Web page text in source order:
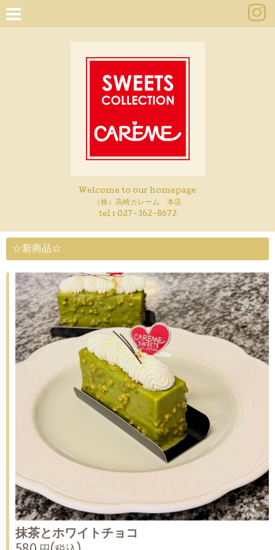
Welcome to our homepage
（株）高崎カレーム 本店
tel : 027-362-8672
☆新商品☆
抹茶とホワイトチョコ